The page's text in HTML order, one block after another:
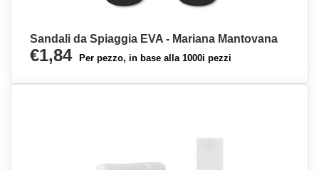
Sandali da Spiaggia EVA - Mariana Mantovana
€1,84 Per pezzo, in base alla 1000i pezzi